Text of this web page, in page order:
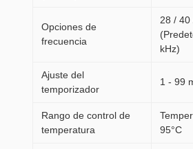
Opciones de
frecuencia
28 / 40
kHz)
Ajuste del
temporizador
1 - 99
Rango de control de
temperatura
95°C